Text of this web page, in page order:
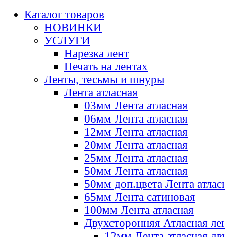
Каталог товаров
НОВИНКИ
УСЛУГИ
Нарезка лент
Печать на лентах
Ленты, тесьмы и шнуры
Лента атласная
03мм Лента атласная
06мм Лента атласная
12мм Лента атласная
20мм Лента атласная
25мм Лента атласная
50мм Лента атласная
50мм доп.цвета Лента
65мм Лента сатиновая
100мм Лента атласная
Двухсторонняя Атласная